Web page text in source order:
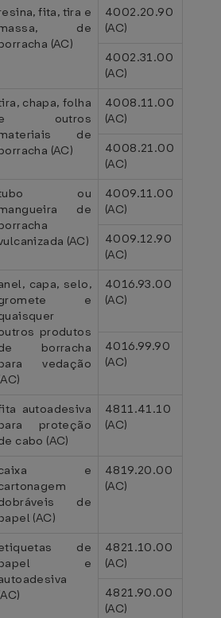
fita, tira e
de
(AC)
4002.20.90
(AC)
4002.31.00
(AC)
chapa, folha
outros
de
(AC)
4008.11.00
(AC)
4008.21.00
(AC)
ou
de
(AC)
4009.11.00
(AC)
4009.12.90
(AC)
capa, selo,
e
produtos
borracha
vedação
4016.93.00
(AC)
4016.99.90
(AC)
autoadesiva
proteção
cabo (AC)
4811.41.10
(AC)
e
de
(AC)
4819.20.00
(AC)
de
e
4821.10.00
(AC)
4821.90.00
(AC)